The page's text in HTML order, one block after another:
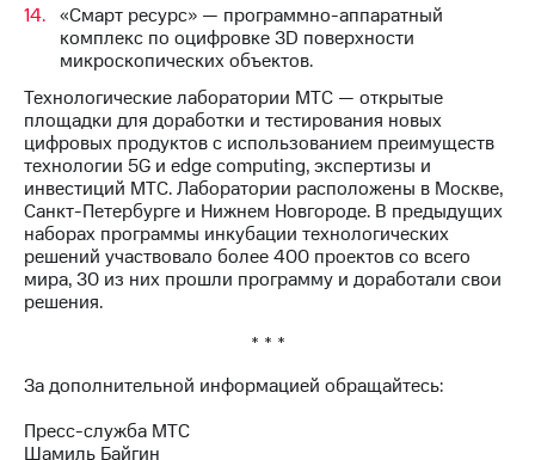
«Смарт ресурс» — программно-аппаратный
комплекс по оцифровке 3D поверхности
микроскопических объектов.
Технологические лаборатории МТС — открытые
площадки для доработки и тестирования новых
цифровых продуктов с использованием преимуществ
технологии 5G и edge computing, экспертизы и
инвестиций МТС. Лаборатории расположены в Москве,
Санкт-Петербурге и Нижнем Новгороде. В предыдущих
наборах программы инкубации технологических
решений участвовало более 400 проектов со всего
мира, 30 из них прошли программу и доработали свои
решения.
* * *
За дополнительной информацией обращайтесь:
Пресс-служба МТС
Шамиль Байгин